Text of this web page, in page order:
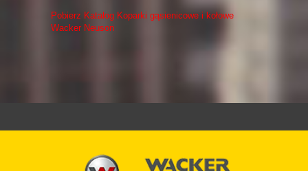
Pobierz Katalog Koparki gąsienicowe i kołowe
Wacker Neuson